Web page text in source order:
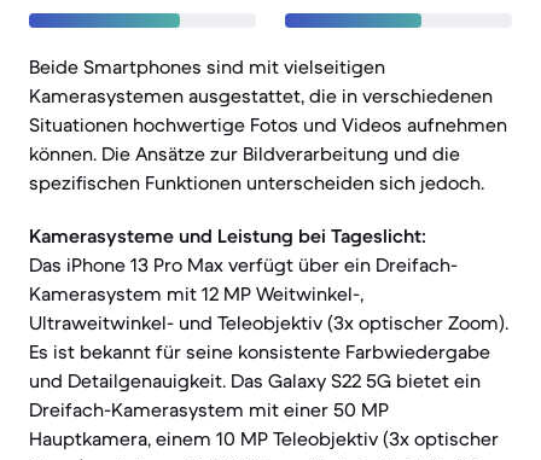
Beide Smartphones sind mit vielseitigen
Kamerasystemen ausgestattet, die in verschiedenen
Situationen hochwertige Fotos und Videos aufnehmen
können. Die Ansätze zur Bildverarbeitung und die
spezifischen Funktionen unterscheiden sich jedoch.
Kamerasysteme und Leistung bei Tageslicht:
Das iPhone 13 Pro Max verfügt über ein Dreifach-
Kamerasystem mit 12 MP Weitwinkel-,
Ultraweitwinkel- und Teleobjektiv (3x optischer Zoom).
Es ist bekannt für seine konsistente Farbwiedergabe
und Detailgenauigkeit. Das Galaxy S22 5G bietet ein
Dreifach-Kamerasystem mit einer 50 MP
Hauptkamera, einem 10 MP Teleobjektiv (3x optischer